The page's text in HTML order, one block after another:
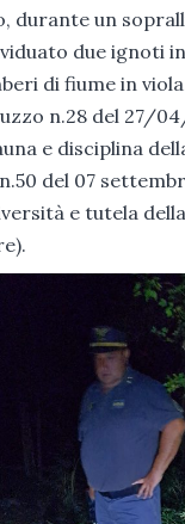
durante un
due ignoti
di fiume in
n.28 del 27/
e disciplina
del 07
e tutela